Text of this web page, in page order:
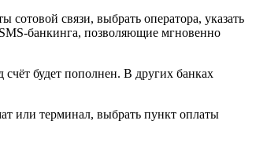
связи, выбрать оператора, указать
банкинга, позволяющие мгновенно
будет пополнен. В других банках
или терминал, выбрать пункт оплаты